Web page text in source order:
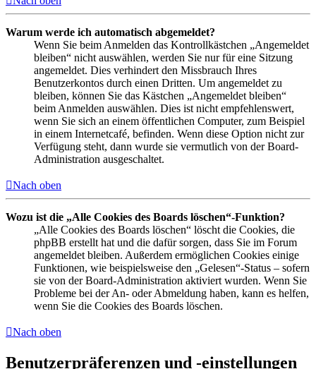
Warum werde ich automatisch abgemeldet?
Wenn Sie beim Anmelden das Kontrollkästchen „Angemeldet
bleiben“ nicht auswählen, werden Sie nur für eine Sitzung
angemeldet. Dies verhindert den Missbrauch Ihres
Benutzerkontos durch einen Dritten. Um angemeldet zu
bleiben, können Sie das Kästchen „Angemeldet bleiben“
beim Anmelden auswählen. Dies ist nicht empfehlenswert,
wenn Sie sich an einem öffentlichen Computer, zum Beispiel
in einem Internetcafé, befinden. Wenn diese Option nicht zur
Verfügung steht, dann wurde sie vermutlich von der Board-
Administration ausgeschaltet.
Nach oben
Wozu ist die „Alle Cookies des Boards löschen“-Funktion?
„Alle Cookies des Boards löschen“ löscht die Cookies, die
phpBB erstellt hat und die dafür sorgen, dass Sie im Forum
angemeldet bleiben. Außerdem ermöglichen Cookies einige
Funktionen, wie beispielsweise den „Gelesen“-Status – sofern
sie von der Board-Administration aktiviert wurden. Wenn Sie
Probleme bei der An- oder Abmeldung haben, kann es helfen,
wenn Sie die Cookies des Boards löschen.
Nach oben
Benutzerpräferenzen und -einstellungen